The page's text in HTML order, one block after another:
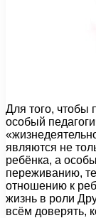
Для того, чтобы
особый
являются не
ребёнка, а
переживанию,
отношению к
жизнь в роли
всём доверять,